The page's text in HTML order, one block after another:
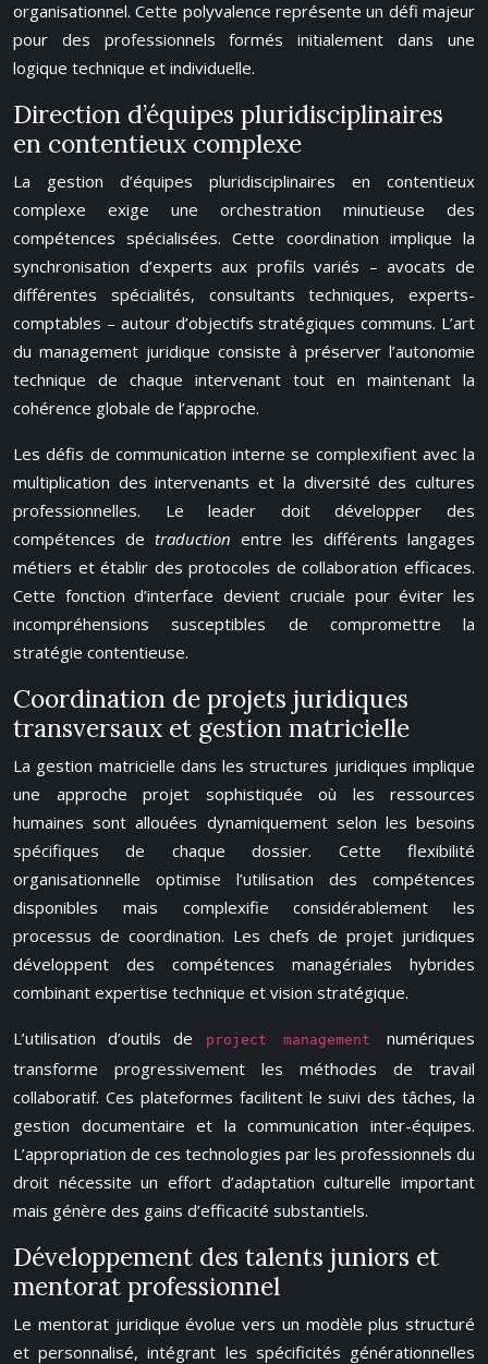
organisationnel. Cette polyvalence représente un défi majeur
pour des professionnels formés initialement dans une
logique technique et individuelle.
Direction d’équipes pluridisciplinaires
en contentieux complexe
La gestion d’équipes pluridisciplinaires en contentieux
complexe exige une orchestration minutieuse des
compétences spécialisées. Cette coordination implique la
synchronisation d’experts aux profils variés – avocats de
différentes spécialités, consultants techniques, experts-
comptables – autour d’objectifs stratégiques communs. L’art
du management juridique consiste à préserver l’autonomie
technique de chaque intervenant tout en maintenant la
cohérence globale de l’approche.
Les défis de communication interne se complexifient avec la
multiplication des intervenants et la diversité des cultures
professionnelles. Le leader doit développer des
compétences de traduction entre les différents langages
métiers et établir des protocoles de collaboration efficaces.
Cette fonction d’interface devient cruciale pour éviter les
incompréhensions susceptibles de compromettre la
stratégie contentieuse.
Coordination de projets juridiques
transversaux et gestion matricielle
La gestion matricielle dans les structures juridiques implique
une approche projet sophistiquée où les ressources
humaines sont allouées dynamiquement selon les besoins
spécifiques de chaque dossier. Cette flexibilité
organisationnelle optimise l’utilisation des compétences
disponibles mais complexifie considérablement les
processus de coordination. Les chefs de projet juridiques
développent des compétences managériales hybrides
combinant expertise technique et vision stratégique.
L’utilisation d’outils de project managementnumériques
transforme progressivement les méthodes de travail
collaboratif. Ces plateformes facilitent le suivi des tâches, la
gestion documentaire et la communication inter-équipes.
L’appropriation de ces technologies par les professionnels du
droit nécessite un effort d’adaptation culturelle important
mais génère des gains d’efficacité substantiels.
Développement des talents juniors et
mentorat professionnel
Le mentorat juridique évolue vers un modèle plus structuré
et personnalisé, intégrant les spécificités générationnelles